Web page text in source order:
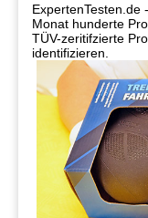
ExpertenTesten.de
Monat hunderte
TÜV-zeritifzierte
identifizieren.